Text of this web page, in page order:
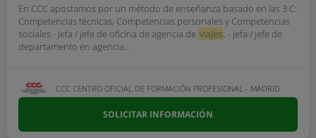
En CCC apostamos por un método de enseñanza basado en las 3 C:
Competencias técnicas, Competencias personales y Competencias
sociales - Jefa / jefe de oficina de agencia de viajes. - Jefa / jefe de
departamento en agencia...
CCC CENTRO OFICIAL DE FORMACIÓN PROFESIONAL - MADRID
SOLICITAR INFORMACIÓN